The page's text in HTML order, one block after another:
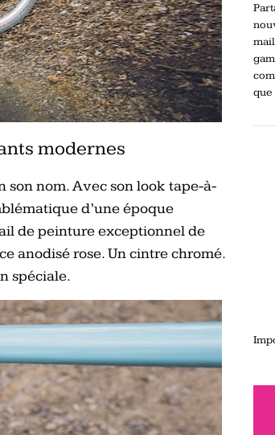
modernes
son nom. Avec son look tape-à-
d’une époque
de peinture exceptionnel de
anodisé rose. Un cintre chromé.
spéciale.
que